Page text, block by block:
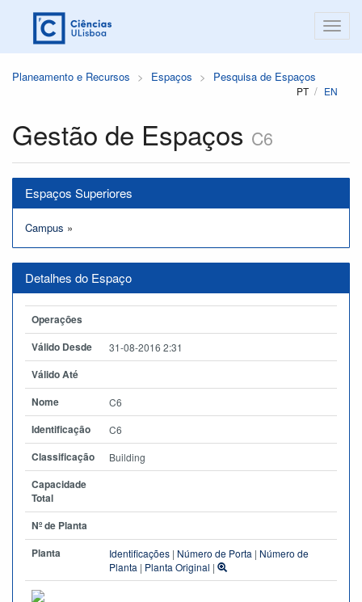
Planeamento e Recursos Espaços Pesquisa de Espaços
PT EN
Gestão de Espaços C6
Espaços Superiores
Campus »
Detalhes do Espaço
Operações
Válido Desde
31-08-2016 2:31
Válido Até
Nome
C6
Identificação C6
Classificação Building
Capacidade
Total
Nº de Planta
Planta
Identificações | Número de Porta | Número de
Planta | Planta Original |